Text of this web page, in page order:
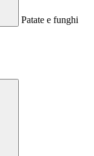
Patate e funghi